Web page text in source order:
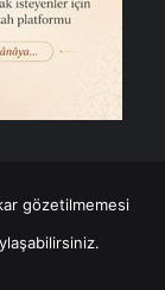
gözetilmemesi